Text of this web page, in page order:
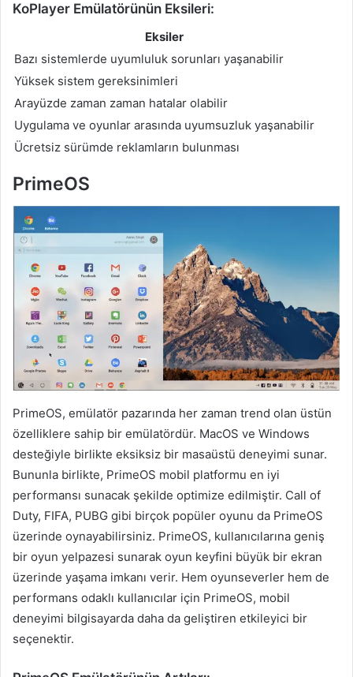
KoPlayer Emülatörünün Eksileri:
Eksiler
Bazı sistemlerde uyumluluk sorunları yaşanabilir
Yüksek sistem gereksinimleri
Arayüzde zaman zaman hatalar olabilir
Uygulama ve oyunlar arasında uyumsuzluk yaşanabilir
Ücretsiz sürümde reklamların bulunması
PrimeOS
PrimeOS, emülatör pazarında her zaman trend olan üstün
özelliklere sahip bir emülatördür. MacOS ve Windows
desteğiyle birlikte eksiksiz bir masaüstü deneyimi sunar.
Bununla birlikte, PrimeOS mobil platformu en iyi
performansı sunacak şekilde optimize edilmiştir. Call of
Duty, FIFA, PUBG gibi birçok popüler oyunu da PrimeOS
üzerinde oynayabilirsiniz. PrimeOS, kullanıcılarına geniş
bir oyun yelpazesi sunarak oyun keyfini büyük bir ekran
üzerinde yaşama imkanı verir. Hem oyunseverler hem de
performans odaklı kullanıcılar için PrimeOS, mobil
deneyimi bilgisayarda daha da geliştiren etkileyici bir
seçenektir.